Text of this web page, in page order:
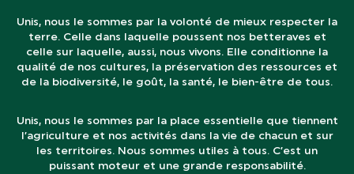
Unis, nous le sommes par la volonté de mieux respecter la
terre. Celle dans laquelle poussent nos betteraves et
celle sur laquelle, aussi, nous vivons. Elle conditionne la
qualité de nos cultures, la préservation des ressources et
de la biodiversité, le goût, la santé, le bien-être de tous.
Unis, nous le sommes par la place essentielle que tiennent
l’agriculture et nos activités dans la vie de chacun et sur
les territoires. Nous sommes utiles à tous. C’est un
puissant moteur et une grande responsabilité.